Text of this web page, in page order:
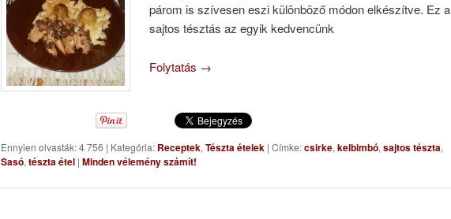
párom is szívesen eszi különböző módon elkészítve. Ez a
sajtos tésztás az egyik kedvencünk
Folytatás →
Ennyien olvasták: 4 756 | Kategória: Receptek, Tészta ételek | Címke:csirke, kelbimbó, sajtos tészta,
Sasó, tészta étel | Minden vélemény számít!